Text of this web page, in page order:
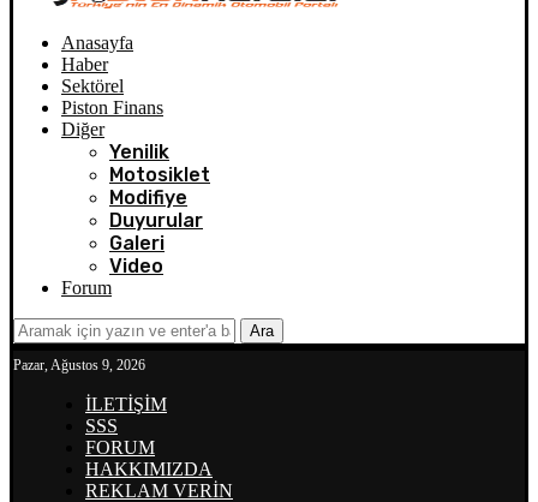
Anasayfa
Haber
Sektörel
Piston Finans
Diğer
Yenilik
Motosiklet
Modifiye
Duyurular
Galeri
Video
Forum
Ara
Pazar, Ağustos 9, 2026
İLETİŞİM
SSS
FORUM
HAKKIMIZDA
REKLAM VERİN